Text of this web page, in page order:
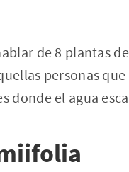
de 8 plantas
personas
donde el agua